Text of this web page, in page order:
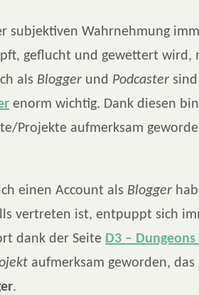
subjektiven Wahrnehmung
geflucht und gewettert wird,
als Blogger und Podcaster
enorm wichtig. Dank diesen
Projekte aufmerksam
einen Account als Blogger
vertreten ist, entpuppt sich
dank der Seite D3 –
aufmerksam geworden, das
.